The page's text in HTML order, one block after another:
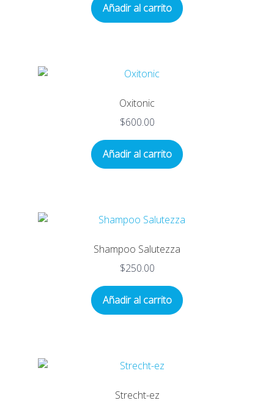
Añadir al carrito
Oxitonic
$600.00
Añadir al carrito
Shampoo Salutezza
$250.00
Añadir al carrito
Strecht-ez